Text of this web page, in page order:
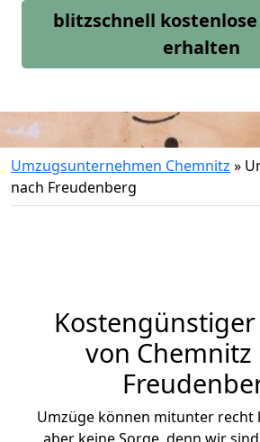
blitzschnell
erhalten
Umzugsunternehmen Chemnitz »
nach Freudenberg
von Chemnitz
Umzüge können mitunter recht